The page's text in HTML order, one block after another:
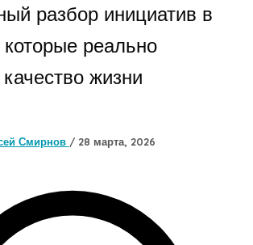
разбор инициатив в
которые реально
жизни
Смирнов / 28 марта, 2026